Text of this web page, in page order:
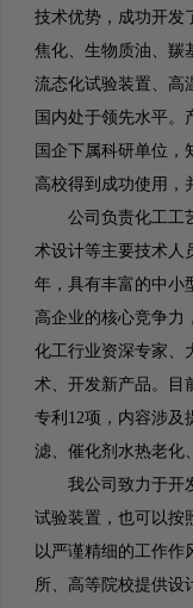
技术优势，成功开发
焦化、生物质油、羰
流态化试验装置、高
国内处于领先水平。
国企下属科研单位
高校得到成功使用，
公司负责化工工艺
术设计等主要技术人
年，具有丰富的中小
高企业的核心竞争力
化工行业资深专家、
术、开发新产品。目
专利12项，内容涉及
滤、催化剂水热老化
我公司致力于开发
试验装置，也可以按
以严谨精细的工作作
所、高等院校提供设